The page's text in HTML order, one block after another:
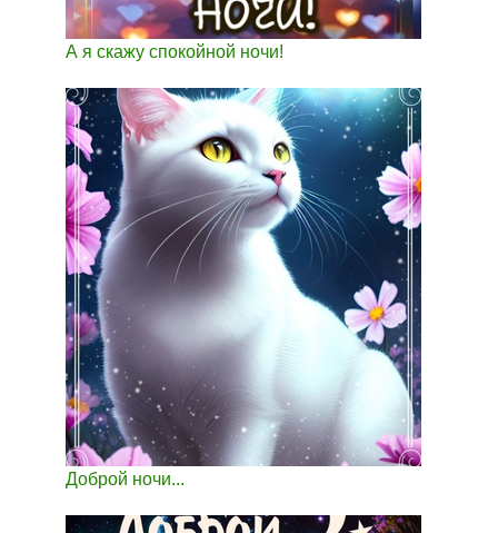
А я скажу спокойной ночи!
Доброй ночи...